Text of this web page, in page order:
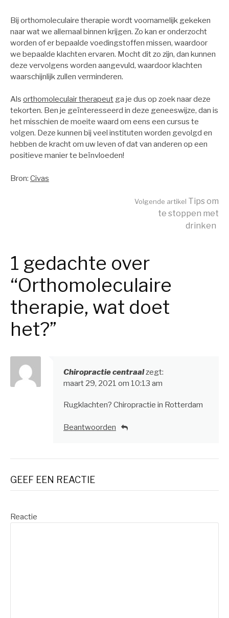
Bij orthomoleculaire therapie wordt voornamelijk gekeken
naar wat we allemaal binnen krijgen. Zo kan er onderzocht
worden of er bepaalde voedingstoffen missen, waardoor
we bepaalde klachten ervaren. Mocht dit zo zijn, dan kunnen
deze vervolgens worden aangevuld, waardoor klachten
waarschijnlijk zullen verminderen.
Als orthomoleculair therapeut ga je dus op zoek naar deze
tekorten. Ben je geïnteresseerd in deze geneeswijze, dan is
het misschien de moeite waard om eens een cursus te
volgen. Deze kunnen bij veel instituten worden gevolgd en
hebben de kracht om uw leven of dat van anderen op een
positieve manier te beïnvloeden!
Bron: Civas
lezen
Volgende artikel Tips om
te stoppen met
drinken
1 gedachte over
“Orthomoleculaire
therapie, wat doet
het?”
Chiropractie centraalzegt:
maart 29, 2021 om 10:13 am
Rugklachten? Chiropractie in Rotterdam
Beantwoorden
GEEF EEN REACTIE
Reactie